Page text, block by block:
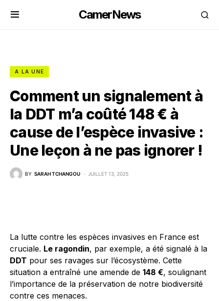
CamerNews
A LA UNE
Comment un signalement à
la DDT m’a coûté 148 € à
cause de l’espèce invasive :
Une leçon à ne pas ignorer !
BY SARAH TCHANGOU JUILLET 13, 2025
La lutte contre les espèces invasives en France est
cruciale. Le ragondin, par exemple, a été signalé à la
DDT pour ses ravages sur l’écosystème. Cette
situation a entraîné une amende de 148 €, soulignant
l’importance de la préservation de notre biodiversité
contre ces menaces.